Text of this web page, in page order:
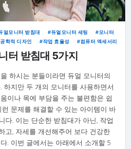
얼모니터 받침대 듀얼모니터 세팅
모니터
학적 디자인 작업 효율성 컴퓨터 액세서리
터 받침대 5가지
하시는 분들이라면 듀얼 모니터의
하지만 두 개의 모니터를 사용하면서
이나 목에 부담을 주는 불편함은 쉽
문제를 해결할 수 있는 아이템이 바
다. 이는 단순한 받침대가 아닌, 작업
고, 자세를 개선해주어 보다 건강한
. 이번 글에서는 아래에서 소개할 5